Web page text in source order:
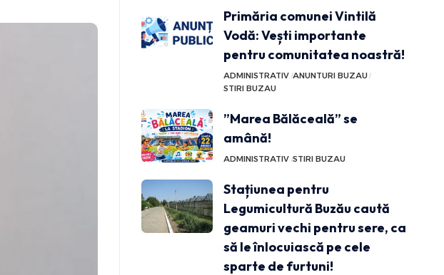
Primăria comunei Vintilă
Vodă: Vești importante
pentru comunitatea noastră!
ADMINISTRATIV ANUNTURI BUZAU
STIRI BUZAU
”Marea Bălăceală” se
amână!
ADMINISTRATIV STIRI BUZAU
Stațiunea pentru
Legumicultură Buzău caută
geamuri vechi pentru sere, ca
să le înlocuiască pe cele
sparte de furtuni!